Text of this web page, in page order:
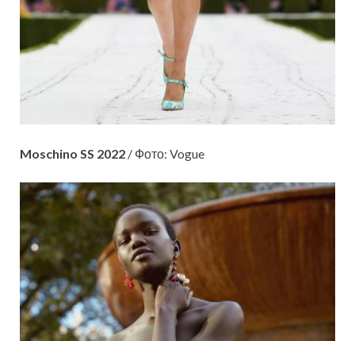
Moschino SS 2022 / Фото: Vogue